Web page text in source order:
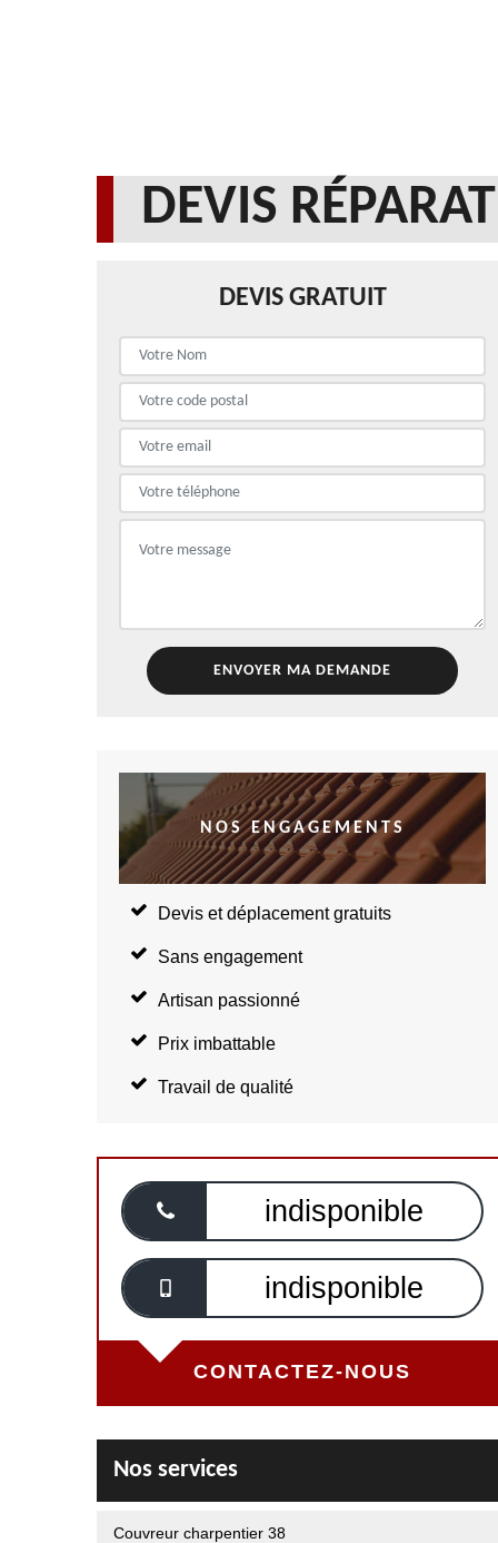
DEVIS
DEVIS GRATUIT
NOS ENGAGEMENTS
Devis et déplacement gratuits
Sans engagement
Artisan passionné
Prix imbattable
Travail de qualité
indisponible
indisponible
CONTACTEZ-NOUS
Nos services
Couvreur charpentier 38